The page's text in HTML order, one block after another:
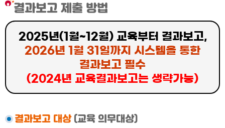
결과보고 제출 방법
2025년(1월~12월) 교육부터 결과보고,
2026년 1월 31일까지 시스템을 통한
결과보고 필수
(2024년 교육결과보고는 생략가능)
결과보고 대상(교육 의무대상)